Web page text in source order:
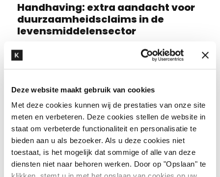
Deze website maakt gebruik van cookies
Met deze cookies kunnen wij de prestaties van onze site
meten en verbeteren. Deze cookies stellen de website in
staat om verbeterde functionaliteit en personalisatie te
bieden aan u als bezoeker. Als u deze cookies niet
toestaat, is het mogelijk dat sommige of alle van deze
diensten niet naar behoren werken. Door op "Opslaan" te
Handhaving: extra aandacht voor
duurzaamheidsclaims in de
levensmiddelensector
Op 9 oktober 2025 organiseren wij de
roundtable “Actualiteiten in de
tot sanctiewetgeving” op ons kantoor in de
Willemswerf in Rotterdam. Tijdens...
READ MORE